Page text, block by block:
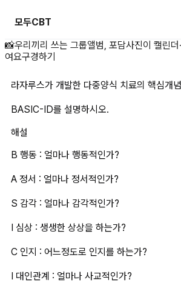
모두CBT
라자루스가 개발한 다
📸우리끼리 쓰는 그룹앨범, 포담사진이 캘린
여요구경하기
라자루스가 개발한 다중양식 치료의 핵심개
BASIC-ID를 설명하시오.
해설
B 행동 : 얼마나 행동적인가?
A 정서 : 얼마나 정서적인가?
S 감각 : 얼마나 감각적인가?
I 심상 : 생생한 상상을 하는가?
C 인지 : 어느정도로 인지를 하는가?
I 대인관계 : 얼마나 사교적인가?